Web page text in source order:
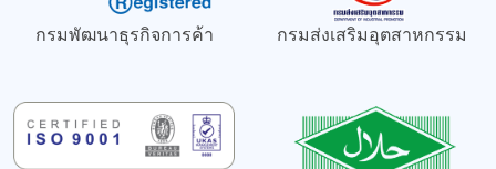
กรมพัฒนาธุรกิจการค้า กรมส่งเสริมอุตสาหกรรม